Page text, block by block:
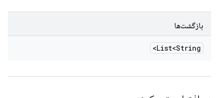
بازگشت‌ها
List<String>